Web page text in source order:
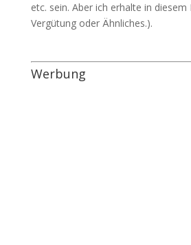
etc. sein. Aber ich erhalte in diesem
Vergütung oder Ähnliches.).
Werbung